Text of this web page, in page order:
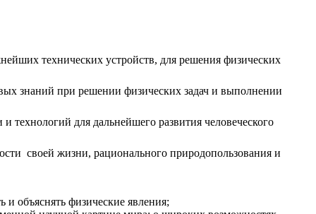
технических устройств, для решения физических
знаний при решении физических задач и выполнении
для дальнейшего развития человеческого
своей жизни, рационального природопользования и
объяснять физические явления;